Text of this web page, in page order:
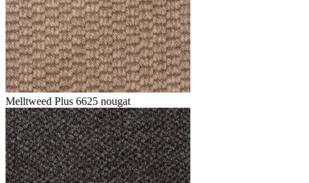
Melltweed Plus 6625 nougat